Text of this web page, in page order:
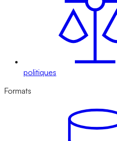
politiques
Formats